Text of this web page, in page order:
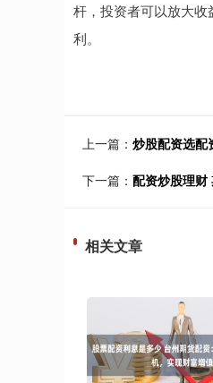
杆，投资者可以放大
利。
上一篇： 炒股配资选配
下一篇： 配资炒股理财
相关文章